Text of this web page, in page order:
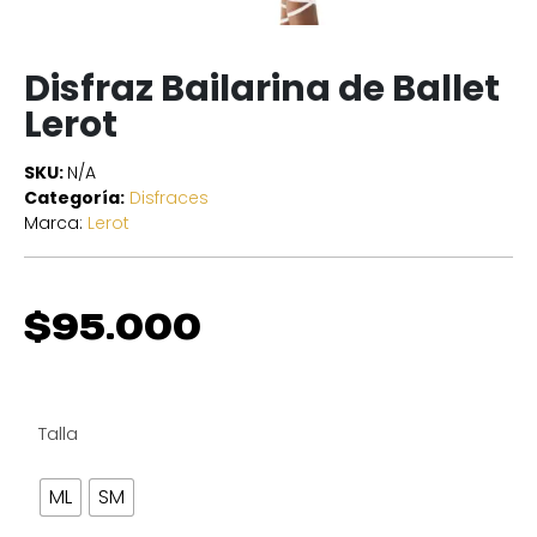
Disfraz Bailarina de Ballet
Lerot
SKU: N/A
Categoría: Disfraces
Marca: Lerot
$95.000
Talla
ML SM